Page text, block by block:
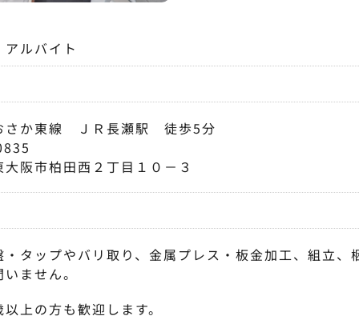
ルバイト
さか東線 ＪＲ長瀬駅 徒歩5分
阪市柏田西２丁目１０－３
・タップやバリ取り、金属プレス・板金加工、組立、
ません。
上の方も歓迎します。